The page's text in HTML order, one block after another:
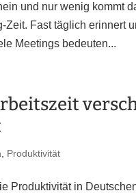
und nur wenig kommt
Zeit. Fast täglich erinnert
Meetings bedeuten...
Produktivität
Produktivität in